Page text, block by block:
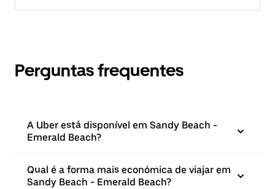
Perguntas frequentes
A Uber está disponível em Sandy Beach -
Emerald Beach?
Qual é a forma mais económica de viajar em
Sandy Beach - Emerald Beach?